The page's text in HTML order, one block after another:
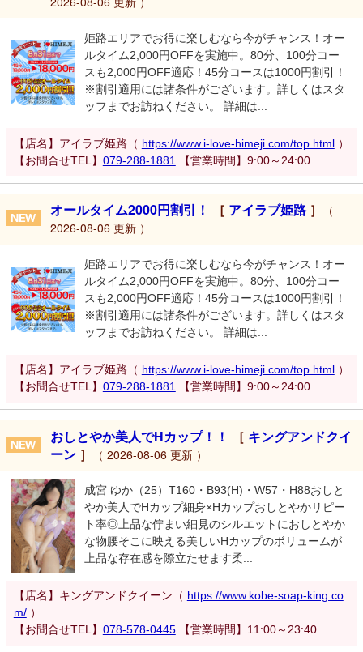
姫路エリアでお得に楽しむなら今がチャンス！オー
ルタイム2,000円OFFを実施中。80分、100分コー
スも2,000円OFF適応！45分コースは1000円割引！
※割引適用には諸条件がございます。詳しくはスタ
ッフまでお訪ねください。 詳細は...
【店名】アイラブ姫路（ https://www.i-love-himeji.com/top.html）
【お問合せTEL】 079-288-1881 【営業時間】9:00～24:00
オールタイム2000円割引！ ［ アイラブ姫路 ］
（
2026-08-06 更新 ）
姫路エリアでお得に楽しむなら今がチャンス！オー
ルタイム2,000円OFFを実施中。80分、100分コー
スも2,000円OFF適応！45分コースは1000円割引！
※割引適用には諸条件がございます。詳しくはスタ
ッフまでお訪ねください。 詳細は...
【店名】アイラブ姫路（ https://www.i-love-himeji.com/top.html）
【お問合せTEL】 079-288-1881 【営業時間】9:00～24:00
おしとやか美人でHカップ！！ ［ キングアンドクイ
ーン ］ （ 2026-08-06 更新 ）
成宮 ゆか（25）T160・B93(H)・W57・H88おしと
やか美人でHカップ細身×Hカップおしとやかリピー
ト率◎上品な佇まい細見のシルエットにおしとやか
な物腰そこに映える美しいHカップのボリュームが
上品な存在感を際立たせます柔...
【店名】キングアンドクイーン（ https://www.kobe-soap-king.co
m/）
【お問合せTEL】 078-578-0445【営業時間】11:00～23:40